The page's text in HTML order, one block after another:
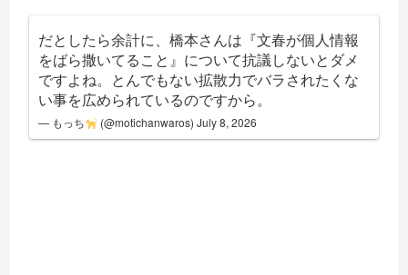
だとしたら余計に、橋本さんは『文春が個人情報
をばら撒いてること』について抗議しないとダメ
ですよね。とんでもない拡散力でバラされたくな
い事を広められているのですから。
— もっち (@motichanwaros) July 8, 2026